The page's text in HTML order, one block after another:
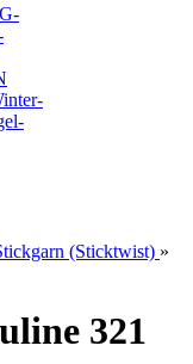
(Sticktwist) »
321